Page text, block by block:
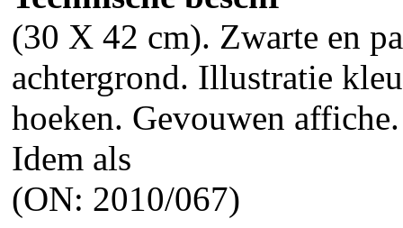
(30 X 42 cm). Zwarte en
achtergrond. Illustratie
hoeken. Gevouwen affiche.
Idem als
(ON: 2010/067)